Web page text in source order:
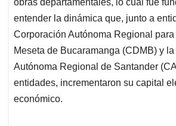
obras departamentales, lo cual fue
entender la dinámica que, junto a
Corporación Autónoma Regional
Meseta de Bucaramanga (CDMB) y
Autónoma Regional de Santander
entidades, incrementaron su capital
económico.